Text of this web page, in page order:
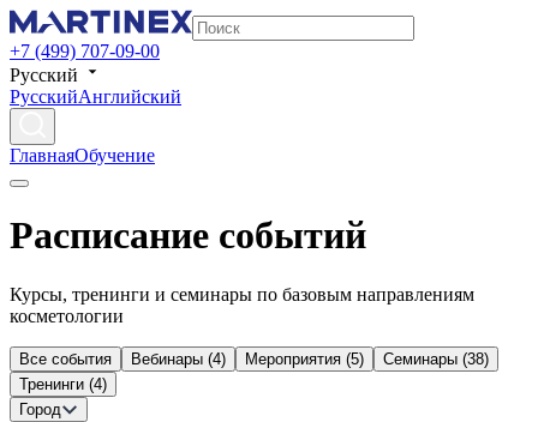
+7 (499) 707-09-00
Русский
РусскийАнглийский
ГлавнаяОбучение
Расписание событий
Курсы, тренинги и семинары по базовым направлениям
косметологии
Все события Вебинары (4) Мероприятия (5) Семинары (38)
Тренинги (4)
Город